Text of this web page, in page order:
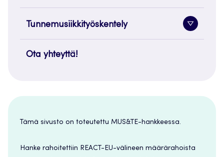
Tunnemusiikkityöskentely
painike
Ota yhteyttä!
Tämä sivusto on toteutettu MUS&TE-hankkeessa.
Hanke rahoitettiin REACT-EU-välineen määrärahoista